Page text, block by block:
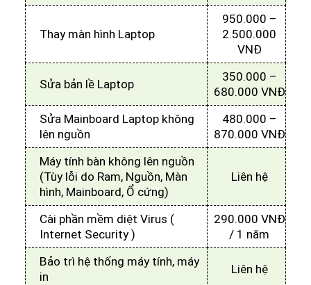
Thay màn hình Laptop
950.000 –
2.500.000
VNĐ
Sửa bản lề Laptop
350.000 –
680.000 VNĐ
Sửa Mainboard Laptop không
lên nguồn
480.000 –
870.000 VNĐ
Máy tính bàn không lên nguồn
(Tùy lỗi do Ram, Nguồn, Màn
hình, Mainboard, Ổ cứng)
Liên hệ
Cài phần mềm diệt Virus (
Internet Security )
290.000 VNĐ
/ 1 năm
Bảo trì hệ thống máy tính, máy
in
Liên hệ